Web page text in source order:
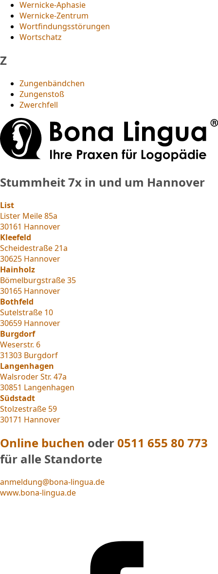
Wernicke-Aphasie
Wernicke-Zentrum
Wortfindungsstörungen
Wortschatz
Z
Zungenbändchen
Zungenstoß
Zwerchfell
Stummheit7x in und um Hannover
List
Lister Meile 85a
30161 Hannover
Kleefeld
Scheidestraße 21a
30625 Hannover
Hainholz
Bömelburgstraße 35
30165 Hannover
Bothfeld
Sutelstraße 10
30659 Hannover
Burgdorf
Weserstr. 6
31303 Burgdorf
Langenhagen
Walsroder Str. 47a
30851 Langenhagen
Südstadt
Stolzestraße 59
30171 Hannover
Online buchen oder0511 655 80 773
für alle Standorte
anmeldung@bona-lingua.de
www.bona-lingua.de